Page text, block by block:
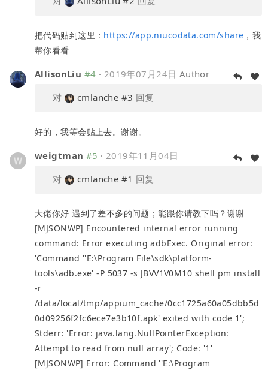
把代码贴到这里： https://app.niucodata.com/share ，我
帮你看看
AllisonLiu #4 · 2019年07月24日 Author
对
cmlanche #3 回复
好的，我等会贴上去。谢谢。
weigtman #5 · 2019年11月04日
对
cmlanche #1 回复
大佬你好 遇到了差不多的问题；能跟你请教下吗？谢谢
[MJSONWP] Encountered internal error running
command: Error executing adbExec. Original error:
'Command ''E:\Program File\sdk\platform-
tools\adb.exe' -P 5037 -s JBVV1V0M10 shell pm install
-r
/data/local/tmp/appium_cache/0cc1725a60a05dbb5d
0d09256f2fc6ece7e3b10f.apk' exited with code 1';
Stderr: 'Error: java.lang.NullPointerException:
Attempt to read from null array'; Code: '1'
[MJSONWP] Error: Command ''E:\Program